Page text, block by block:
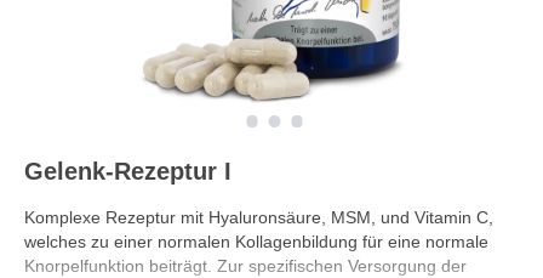
Gelenk-Rezeptur I
Komplexe Rezeptur mit Hyaluronsäure, MSM, und Vitamin C,
welches zu einer normalen Kollagenbildung für eine normale
Knorpelfunktion beiträgt. Zur spezifischen Versorgung der